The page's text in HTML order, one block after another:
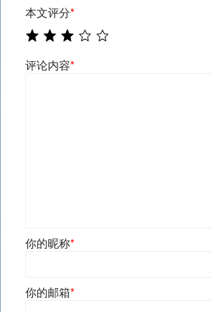
本文评分*
评论内容*
你的昵称*
你的邮箱*